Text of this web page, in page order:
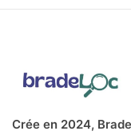
Crée en 2024,